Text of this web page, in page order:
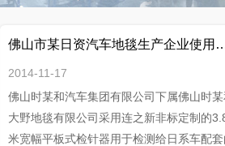
佛山市某日资汽车地毯生产企业使用
2014-11-17
佛山时某和汽车集团有限公司下属佛山时某
大野地毯有限公司采用连之新非标定制的
米宽幅平板式检针器用于检测给日系车配套